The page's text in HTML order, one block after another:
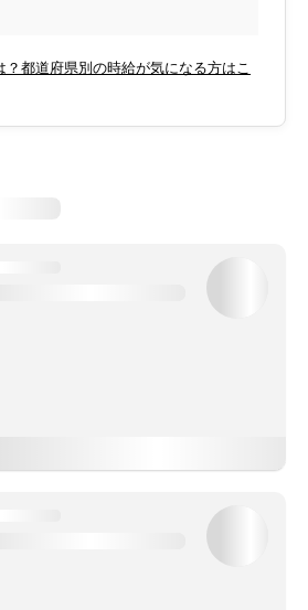
？都道府県別の時給が気になる方はこ